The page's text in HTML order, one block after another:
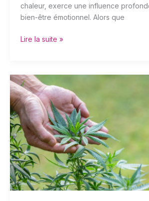
chaleur, exerce une influence
bien-être émotionnel. Alors que
Lire la suite »
Le
CBD
:
un
allié
pour
soulager
les
douleurs
chroniques